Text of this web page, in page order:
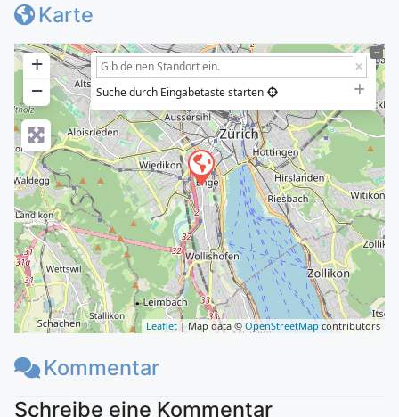
Karte
+
−
Suche durch Eingabetaste starten
Leaflet| Map data © OpenStreetMap contributors
Kommentar